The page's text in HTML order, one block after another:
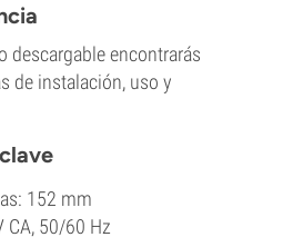
descargable encontrarás
de instalación, uso y
152 mm
CA, 50/60 Hz